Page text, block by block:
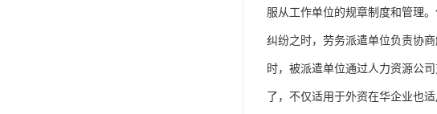
服从工作单位的规章制度和管理
纠纷之时，劳务派遣单位负责协
时，被派遣单位通过人力资源公
了，不仅适用于外资在华企业也